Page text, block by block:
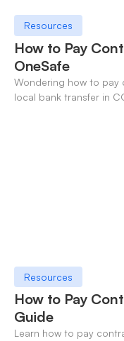
Resources
How to Pay
OneSafe
Wondering how to pay
local bank transfer in
Resources
How to Pay
Guide
Learn how to pay